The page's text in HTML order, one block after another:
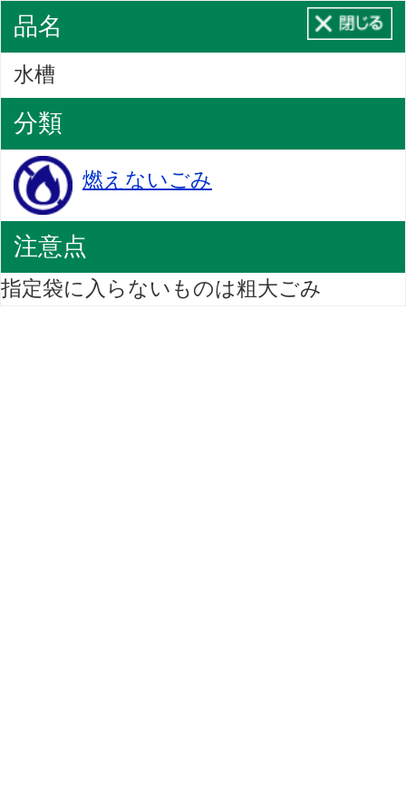
品名
水槽
分類
燃えないごみ
注意点
指定袋に入らないものは粗大ごみ